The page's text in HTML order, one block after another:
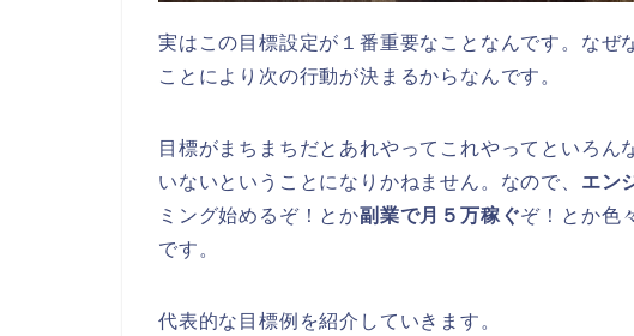
実はこの目標設定が１番重要なことなんです。なぜ
ことにより次の行動が決まるからなんです。
目標がまちまちだとあれやってこれやってといろん
いないということになりかねません。なので、 エン
ミング始めるぞ！とか副業で月５万稼ぐぞ！とか色
です。
代表的な目標例を紹介していきます。